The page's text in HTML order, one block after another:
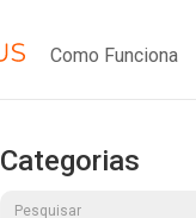
Como Funciona
Categorias